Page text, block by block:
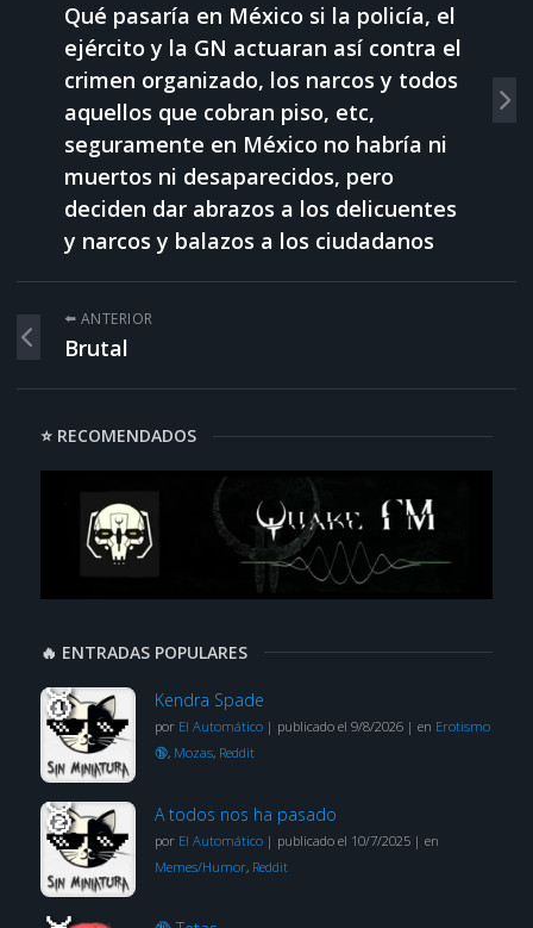
Qué pasaría en México si la policía, el
ejército y la GN actuaran así contra el
crimen organizado, los narcos y todos
aquellos que cobran piso, etc,
seguramente en México no habría ni
muertos ni desaparecidos, pero
deciden dar abrazos a los delicuentes
y narcos y balazos a los ciudadanos
⬅️ ANTERIOR
Brutal
⭐ RECOMENDADOS
🔥 ENTRADAS POPULARES
Kendra Spade
por El Automático| publicado el 9/8/2026| en Erotismo
🔞, Mozas, Reddit
A todos nos ha pasado
por El Automático| publicado el 10/7/2025| en
Memes/Humor, Reddit